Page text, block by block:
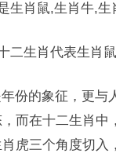
生肖鼠,生肖牛,生
二生肖代表生肖
份的象征，更与
而在十二生肖
虎三个角度切入